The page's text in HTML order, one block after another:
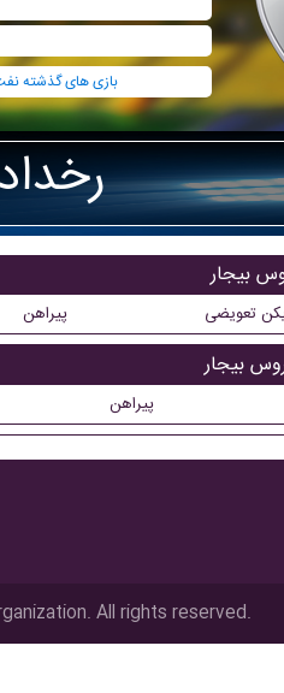
بازی های گذشته
بيجار
تعویضی پیراهن
بيجار
پیراهن
All rights reserved.